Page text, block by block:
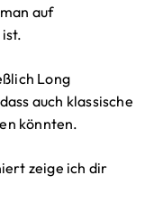
auf
Long
auch klassische
könnten.
zeige ich dir